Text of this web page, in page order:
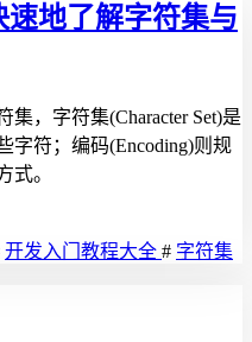
速地了解字符集与
，字符集(Character Set)是
字符；编码(Encoding)则规
式。
开发入门教程大全 # 字符集